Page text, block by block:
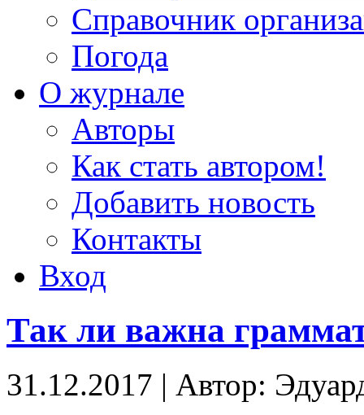
Справочник
Погода
О журнале
Авторы
Как стать автором!
Добавить новость
Контакты
Вход
Так ли важна
31.12.2017 | Автор: